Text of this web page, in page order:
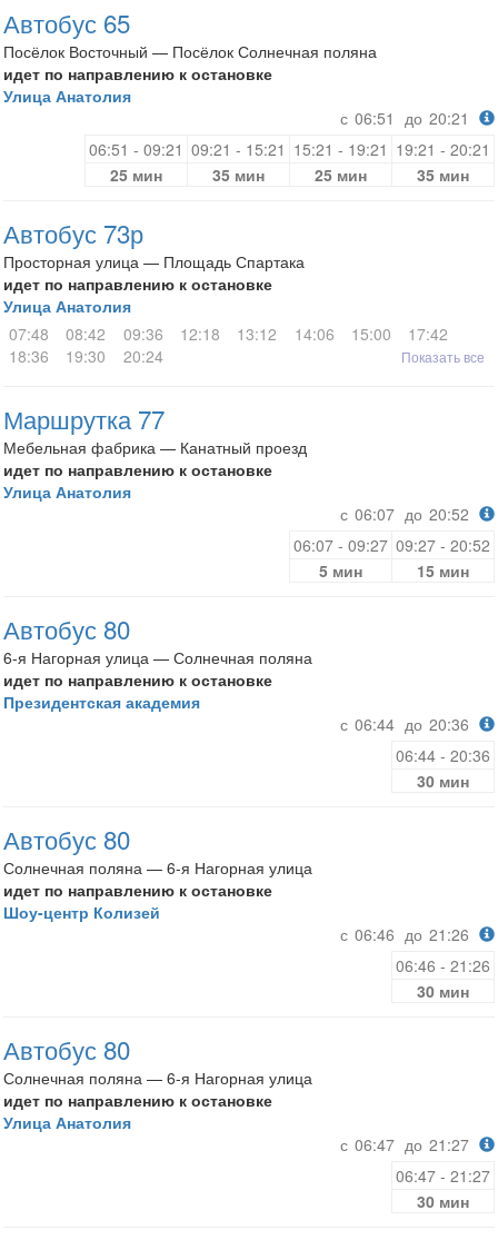
Автобус 65
Посёлок Восточный — Посёлок Солнечная поляна
идет по направлению к остановке
Улица Анатолия
с 06:51 до 20:21
06:51 - 09:21 09:21 - 15:21 15:21 - 19:21 19:21 - 20:21
25 мин
35 мин 25 мин 35 мин
Автобус 73р
Просторная улица — Площадь Спартака
идет по направлению к остановке
Улица Анатолия
07:48
08:42 09:36 12:18 13:12 14:06 15:00
17:42
18:36
19:30 20:24 Показать все
Маршрутка 77
Мебельная фабрика — Канатный проезд
идет по направлению к остановке
Улица Анатолия
с 06:07 до 20:52
06:07 - 09:27 09:27 - 20:52
5 мин
15 мин
Автобус 80
6-я Нагорная улица — Солнечная поляна
идет по направлению к остановке
Президентская академия
с 06:44 до 20:36
06:44 - 20:36
30 мин
Автобус 80
Солнечная поляна — 6-я Нагорная улица
идет по направлению к остановке
Шоу-центр Колизей
с 06:46 до 21:26
06:46 - 21:26
30 мин
Автобус 80
Солнечная поляна — 6-я Нагорная улица
идет по направлению к остановке
Улица Анатолия
с 06:47 до 21:27
06:47 - 21:27
30 мин